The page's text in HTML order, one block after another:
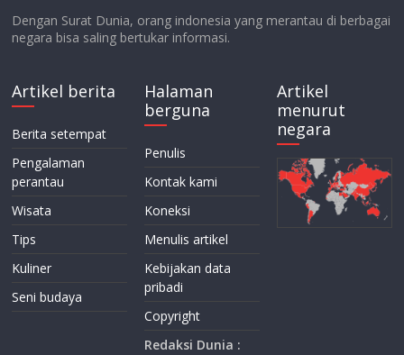
Dengan Surat Dunia, orang indonesia yang merantau di berbagai
negara bisa saling bertukar informasi.
Artikel berita
Berita setempat
Pengalaman
perantau
Wisata
Tips
Kuliner
Seni budaya
Halaman
berguna
Penulis
Kontak kami
Koneksi
Menulis artikel
Kebijakan data
pribadi
Copyright
Redaksi Dunia :
Artikel
menurut
negara